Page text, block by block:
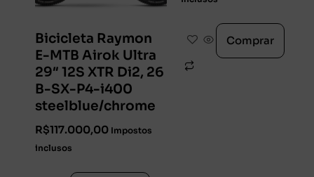
Bicicleta Raymon
E-MTB Airok Ultra
29″ 12S XTR Di2, 26
B-SX-P4-i400
steelblue/chrome
R$117.000,00 Impostos
inclusos
Comprar